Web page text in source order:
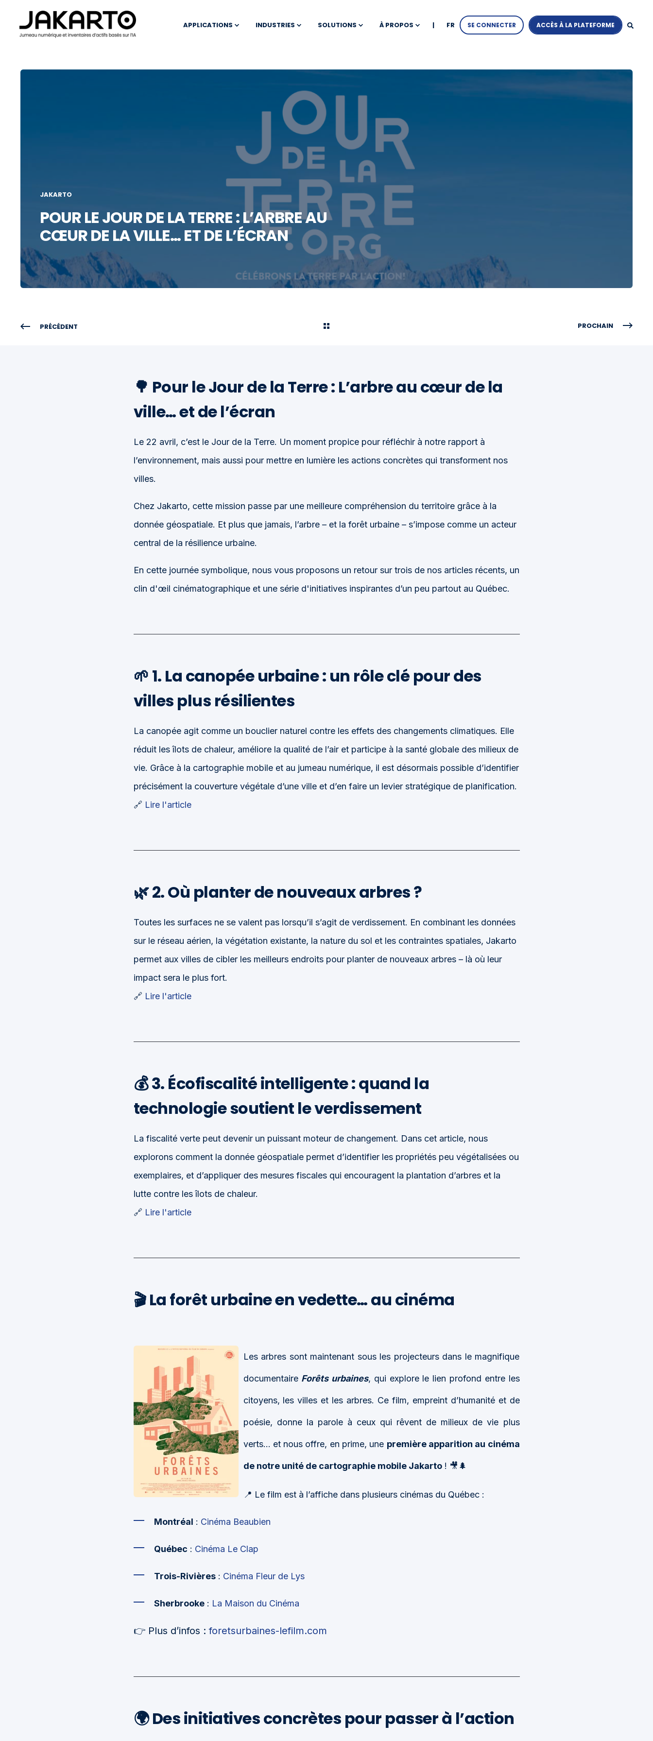
APPLICATIONS INDUSTRIES SOLUTIONS À PROPOS FR SE CONNECTER ACCÈS À LA PLATEFORME
JAKARTO
POUR LE JOUR DE LA TERRE : L’ARBRE AU
CŒUR DE LA VILLE… ET DE L’ÉCRAN
PRÉCÉDENT PROCHAIN
🌳 Pour le Jour de la Terre : L’arbre au cœur de la
ville… et de l’écran
Le 22 avril, c’est le Jour de la Terre. Un moment propice pour réfléchir à notre rapport à
l’environnement, mais aussi pour mettre en lumière les actions concrètes qui transforment nos
villes.
Chez Jakarto, cette mission passe par une meilleure compréhension du territoire grâce à la
donnée géospatiale. Et plus que jamais, l’arbre – et la forêt urbaine – s’impose comme un acteur
central de la résilience urbaine.
En cette journée symbolique, nous vous proposons un retour sur trois de nos articles récents, un
clin d'œil cinématographique et une série d'initiatives inspirantes d’un peu partout au Québec.
🌱 1. La canopée urbaine : un rôle clé pour des
villes plus résilientes
La canopée agit comme un bouclier naturel contre les effets des changements climatiques. Elle
réduit les îlots de chaleur, améliore la qualité de l’air et participe à la santé globale des milieux de
vie. Grâce à la cartographie mobile et au jumeau numérique, il est désormais possible d’identifier
précisément la couverture végétale d’une ville et d’en faire un levier stratégique de planification.
🔗 Lire l'article
🌿 2. Où planter de nouveaux arbres ?
Toutes les surfaces ne se valent pas lorsqu’il s’agit de verdissement. En combinant les données
sur le réseau aérien, la végétation existante, la nature du sol et les contraintes spatiales, Jakarto
permet aux villes de cibler les meilleurs endroits pour planter de nouveaux arbres – là où leur
impact sera le plus fort.
🔗 Lire l'article
💰 3. Écofiscalité intelligente : quand la
technologie soutient le verdissement
La fiscalité verte peut devenir un puissant moteur de changement. Dans cet article, nous
explorons comment la donnée géospatiale permet d’identifier les propriétés peu végétalisées ou
exemplaires, et d’appliquer des mesures fiscales qui encouragent la plantation d’arbres et la
lutte contre les îlots de chaleur.
🔗 Lire l'article
🎬 La forêt urbaine en vedette… au cinéma
Les arbres sont maintenant sous les projecteurs dans le magnifique
documentaire Forêts urbaines, qui explore le lien profond entre les
citoyens, les villes et les arbres. Ce film, empreint d’humanité et de
poésie, donne la parole à ceux qui rêvent de milieux de vie plus
verts… et nous offre, en prime, une première apparition au cinéma
de notre unité de cartographie mobile Jakarto! 🎥🌲
📍 Le film est à l’affiche dans plusieurs cinémas du Québec :
Montréal : Cinéma Beaubien
Québec : Cinéma Le Clap
Trois-Rivières: Cinéma Fleur de Lys
Sherbrooke: La Maison du Cinéma
👉 Plus d’infos :foretsurbaines-lefilm.com
🌍 Des initiatives concrètes pour passer à l’action